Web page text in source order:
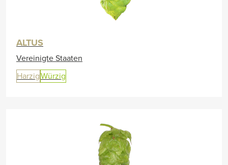
ALTUS
Vereinigte Staaten
HarzigWürzig